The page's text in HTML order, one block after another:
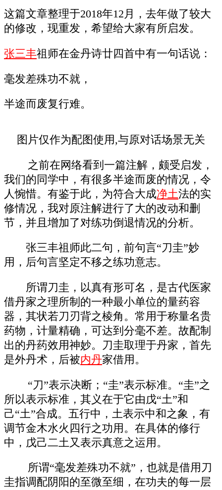
这篇文章整理于2018年12月，去年做了较大
的修改，现重发，希望给大家有所启发。
张三丰祖师在金丹诗廿四首中有一句话说：
毫发差殊功不就，
半途而废复行难。
图片仅作为配图使用,与原对话场景无关
之前在网络看到一篇注解，颇受启发，
我们的同学中，有很多半途而废的情况，令
人惋惜。有鉴于此，为符合大成净土法的实
修情况，我对原注解进行了大的改动和删
节，并且增加了对练功倒退情况的分析。
张三丰祖师此二句，前句言“刀圭”妙
用，后句言坚定不移之练功意志。
所谓刀圭，以真有形可名，是古代医家
借丹家之理所制的一种最小单位的量药容
器，其状若刀刃背之棱角。常用于称量名贵
药物，计量精确，可达到分毫不差。故配制
出的丹药效用神妙。刀圭取理于丹家，首先
是外丹术，后被内丹家借用。
“刀”表示决断；“圭”表示标准。“圭”之
所以表示标准，其义在于它由戊“土”和
己“土”合成。五行中，土表示中和之象，有
调节金木水火四行之功用。在具体的修行
中，戊己二土又表示真意之运用。
所谓“毫发差殊功不就”，也就是借用刀
圭指调配阴阳的至微至细，在功夫的每一层